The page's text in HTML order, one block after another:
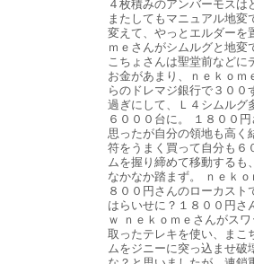
４枚積みのアンバーモスは
またしてもマニュアル地変
変えて、やっとエルダーを
ｍｅさんがシムルグと地変
こちょさんは聖堂前などに
お金があまり、ｎｅｋｏｍ
らのドレマジ銀行で３００
過ぎにして、Ｌ４シムルグ
６０００台に。 １８００
思ったが自分の領地も高く
符をうまく買って自分も６
ムを握り締めて移動するも
なかなか踏まず。 ｎｅｋ
８００円さんのローカスト
はらいせに？１８００円さ
ｗ ｎｅｋｏｍｅさんがス
取ったテレキを使い、まこ
ムをジニーに突っ込ませ破